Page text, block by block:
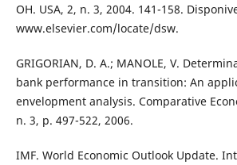
OH. USA, 2, n. 3, 2004. 141-158.
www.elsevier.com/locate/dsw.
GRIGORIAN, D. A.; MANOLE, V.
bank performance in transition: An
envelopment analysis. Comparative
n. 3, p. 497-522, 2006.
IMF. World Economic Outlook Update.